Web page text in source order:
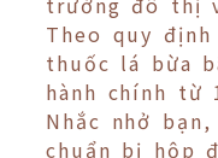
Theo quy
thuốc lá bừa
hành chính từ
Nhắc nhở
chuẩn bị hộp